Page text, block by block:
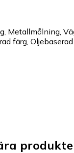
, Metallmålning,
färg,